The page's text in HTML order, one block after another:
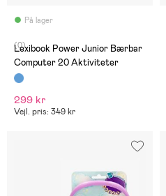
På lager
(0)
Lexibook Power Junior Bærbar
Computer 20 Aktiviteter
299 kr
Vejl. pris: 349 kr